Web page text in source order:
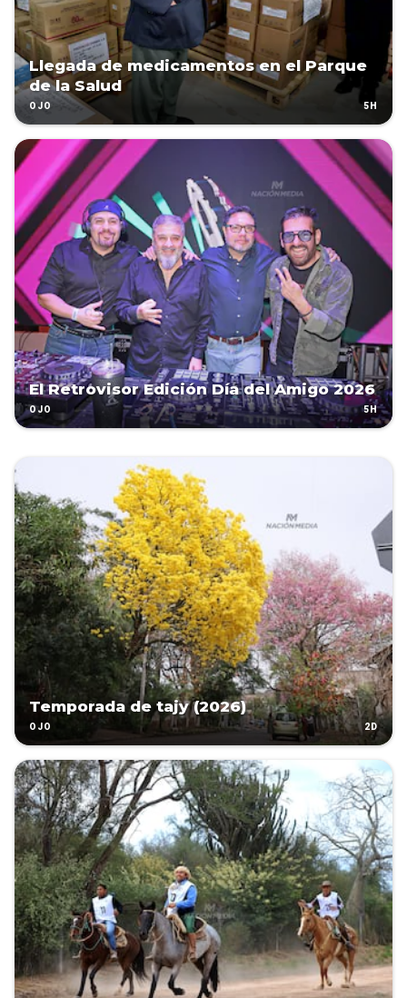
Llegada de medicamentos en el Parque
de la Salud
OJO 5H
El Retrovisor Edición Día del Amigo 2026
OJO 5H
Temporada de tajy (2026)
OJO 2D